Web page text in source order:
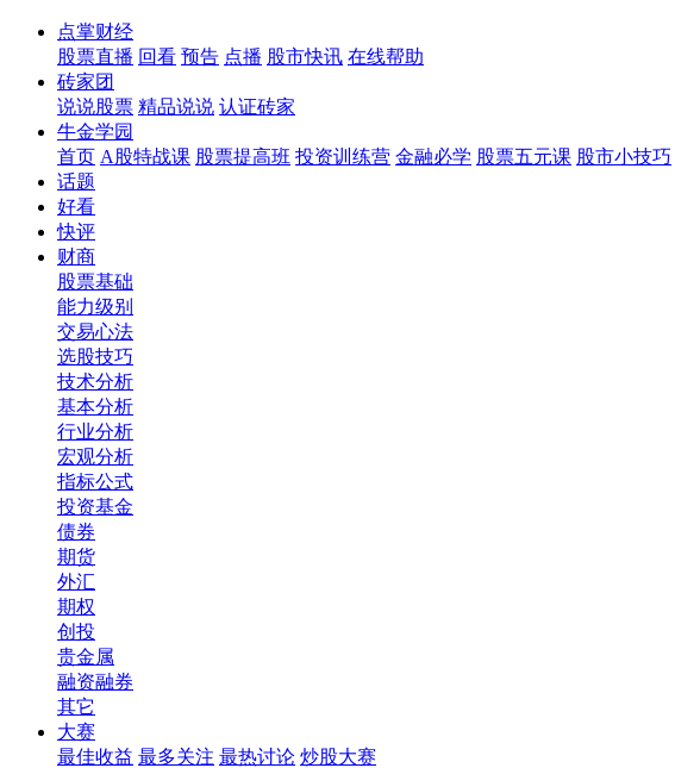
点掌财经
股票直播 回看 预告 点播 股市快讯 在线帮助
砖家团
说说股票 精品说说 认证砖家
牛金学园
首页 A股特战课 股票提高班 投资训练营 金融必学 股票五元课 股市小技巧
话题
好看
快评
财商
股票基础
能力级别
交易心法
选股技巧
技术分析
基本分析
行业分析
宏观分析
指标公式
投资基金
债券
期货
外汇
期权
创投
贵金属
融资融券
其它
大赛
最佳收益 最多关注 最热讨论 炒股大赛